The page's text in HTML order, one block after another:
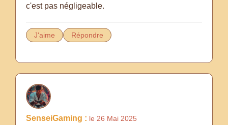
c'est pas négligeable.
J'aime Répondre
SenseiGaming : le 26 Mai 2025